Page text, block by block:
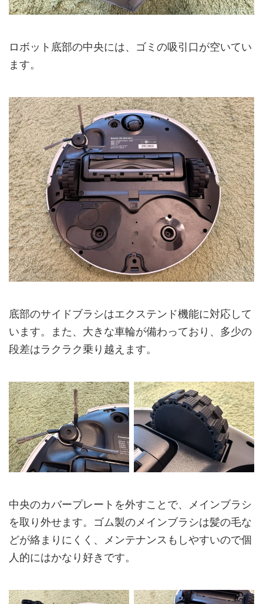
ロボット底部の中央には、ゴミの吸引口が空いてい
ます。
底部のサイドブラシはエクステンド機能に対応して
います。また、大きな車輪が備わっており、多少の
段差はラクラク乗り越えます。
中央のカバープレートを外すことで、メインブラシ
を取り外せます。ゴム製のメインブラシは髪の毛な
どが絡まりにくく、メンテナンスもしやすいので個
人的にはかなり好きです。